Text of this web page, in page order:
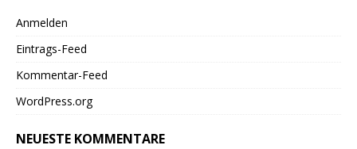
Anmelden
Eintrags-Feed
Kommentar-Feed
WordPress.org
NEUESTE KOMMENTARE